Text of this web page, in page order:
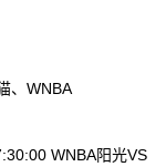
、WNBA
WNBA阳光VS